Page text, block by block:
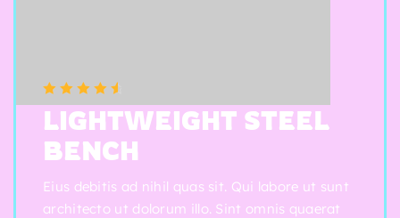
Note4.75
sur 5
LIGHTWEIGHT STEEL
BENCH
Eius debitis ad nihil quas sit. Qui labore ut sunt
architecto ut dolorum illo. Sint omnis quaerat